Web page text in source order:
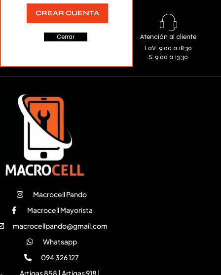
Todas las tarjetas Atención al cliente
LaV: 9:00 a 18:30
S: 9:00 a 13:30
Macrocell Pando
Macrocell Mayorista
macrocellpando@gmail.com
Whatsapp
094 326 127
Artigas 858 | Artigas 918 |
CREAR CUENTA
Cerrar